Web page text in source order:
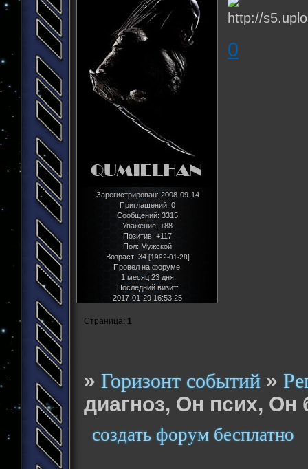
Зарегистрирован: 2008-09-14
Приглашений: 0
Сообщений: 3315
Уважение: +88
Позитив: +117
Пол: Мужской
Возраст: 34 [1992-01-28]
Провел на форуме:
1 месяц 23 дня
Последний визит:
2017-01-29 16:53:25
0
Страница: 1
»Горизонт событий »
диагноз, Он псих,
создать форум бесплатно